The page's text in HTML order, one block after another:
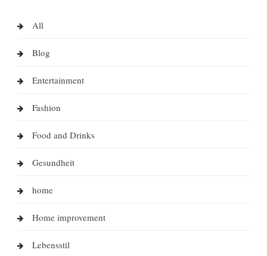
All
Blog
Entertainment
Fashion
Food and Drinks
Gesundheit
home
Home improvement
Lebensstil